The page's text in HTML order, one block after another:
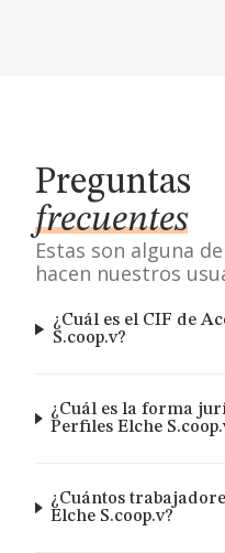
Preguntas
frecuentes
Estas son alguna
hacen nuestros
¿Cuál es el CIF de
S.coop.v?
¿Cuál es la forma
Perfiles Elche
¿Cuántos
Elche S.coop.v?